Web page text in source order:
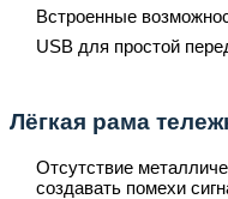
Встроенные
USB для простой
Лёгкая рама
Отсутствие
создавать помехи